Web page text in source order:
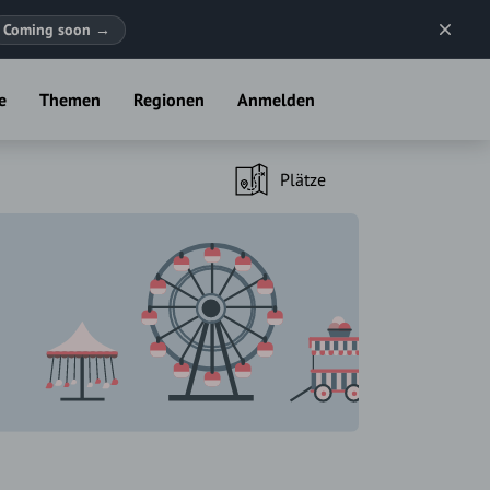
Coming soon →
Themen Regionen Anmelden
Plätze